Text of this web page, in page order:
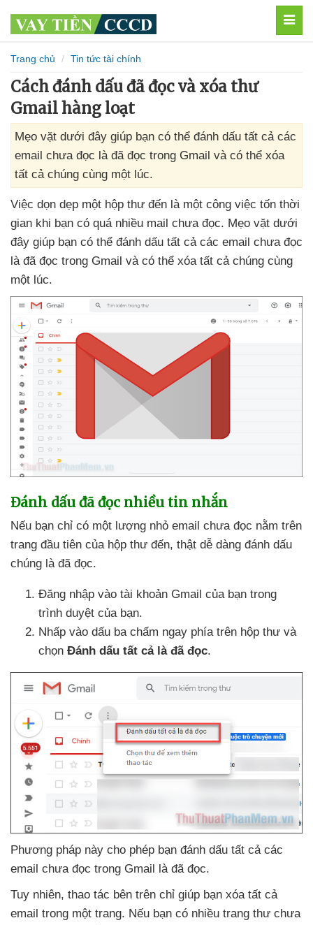
Trang chủ Tin tức tài chính
Cách đánh dấu đã đọc và xóa thư
Gmail hàng loạt
Mẹo vặt dưới đây giúp bạn có thể đánh dấu tất cả các
email chưa đọc là đã đọc trong Gmail và có thể xóa
tất cả chúng cùng một lúc.
Việc dọn dẹp một hộp thư đến là một công việc tốn thời
gian khi bạn có quá nhiều mail chưa đọc. Mẹo vặt dưới
đây giúp bạn có thể đánh dấu tất cả các email chưa đọc
là đã đọc trong Gmail và có thể xóa tất cả chúng cùng
một lúc.
Đánh dấu đã đọc nhiều tin nhắn
Nếu bạn chỉ có một lượng nhỏ email chưa đọc nằm trên
trang đầu tiên của hộp thư đến, thật dễ dàng đánh dấu
chúng là đã đọc.
Đăng nhập vào tài khoản Gmail của bạn trong
trình duyệt của bạn.
Nhấp vào dấu ba chấm ngay phía trên hộp thư và
chọn Đánh dấu tất cả là đã đọc.
Phương pháp này cho phép bạn đánh dấu tất cả các
email chưa đọc trong Gmail là đã đọc.
Tuy nhiên, thao tác bên trên chỉ giúp bạn xóa tất cả
email trong một trang. Nếu bạn có nhiều trang thư chưa